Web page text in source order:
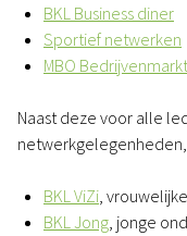
BKL Business diner
Sportief netwerken
MBO Bedrijvenmarkt
Naast deze voor alle
BKL ViZi,
BKL Jong, jonge